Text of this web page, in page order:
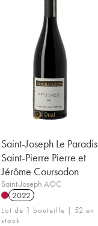
Saint-Joseph Le Paradis
Saint-Pierre Pierre et
Jérôme Coursodon
Saint-Joseph AOC
2022
Lot de 1 bouteille | 52 en
stock